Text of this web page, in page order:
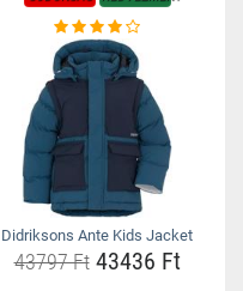
Didriksons Ante Kids Jacket
43797 Ft43436 Ft